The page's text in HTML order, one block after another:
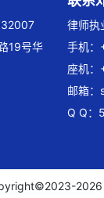
19号华
律师
手机：
座机
邮箱：
Q Q：